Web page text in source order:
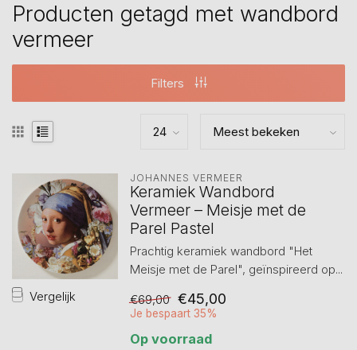
Producten getagd met wandbord
vermeer
Filters
Vergelijk
JOHANNES VERMEER
Keramiek Wandbord
Vermeer – Meisje met de
Parel Pastel
Prachtig keramiek wandbord "Het
Meisje met de Parel", geïnspireerd op...
€69,00 €45,00
Je bespaart 35%
Op voorraad